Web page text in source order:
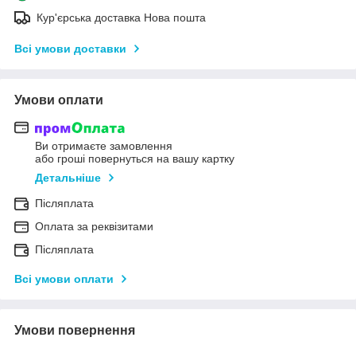
Кур'єрська доставка Нова пошта
Всі умови доставки
Умови оплати
Ви отримаєте замовлення
або гроші повернуться на вашу картку
Детальніше
Післяплата
Оплата за реквізитами
Післяплата
Всі умови оплати
Умови повернення